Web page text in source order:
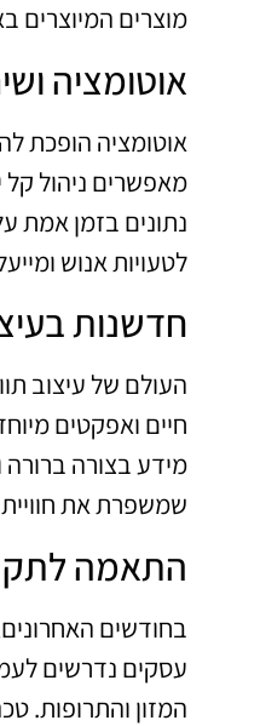
מוצרים המיוצרים
אוטומציה
אוטומציה הופכת
מאפשרים ניהול קל
נתונים בזמן אמת
לטעויות אנוש
חדשנות
העולם של עיצוב
חיים ואפקטים
מידע בצורה ברורה
שמשפרת את
התאמה
בחודשים
עסקים נדרשים
המזון והתרופות.